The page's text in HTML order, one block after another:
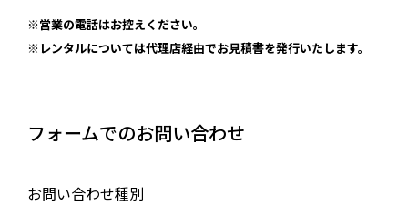
※営業の電話はお控えください。
※レンタルについては代理店経由でお見積書を発行いたします。
フォームでのお問い合わせ
お問い合わせ種別